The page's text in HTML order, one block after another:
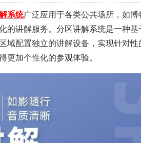
系统广泛应用于各类公共场所，如
的讲解服务。分区讲解系统是一种
域配置独立的讲解设备，实现针对
更加个性化的参观体验。